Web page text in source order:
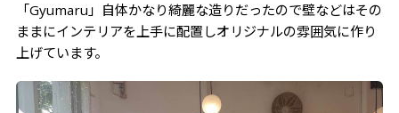
「Gyumaru」自体かなり綺麗な造りだったので壁などはその
ままにインテリアを上手に配置しオリジナルの雰囲気に作り
上げています。